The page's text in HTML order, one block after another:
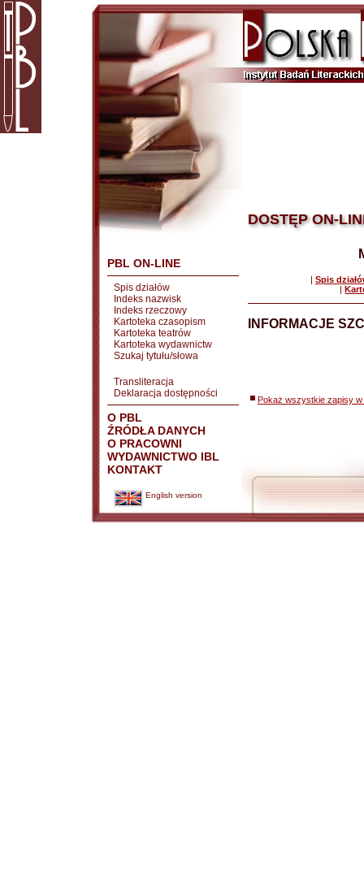
PBL ON-LINE
Spis działów
Indeks nazwisk
Indeks rzeczowy
Kartoteka czasopism
Kartoteka teatrów
Kartoteka wydawnictw
Szukaj tytułu/słowa
Transliteracja
Deklaracja dostępności
O PBL
ŹRÓDŁA DANYCH
O PRACOWNI
WYDAWNICTWO IBL
KONTAKT
English version
DOSTĘP ON-
| Spis
|
INFORMACJE
Pokaż wszystkie zapisy